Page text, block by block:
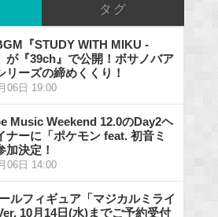
タグ
『STUDY WITH MIKU -
が『39ch』で公開！ボサノバア
リーズの締めくくり！
06日 19:00
Music Weekend 12.0のDay2ヘ
ナーに「ポケモン feat. 初音ミ
加決定！
06日 14:00
ルフィギュア「マジカルミライ
10月14日(水)までご予約受付